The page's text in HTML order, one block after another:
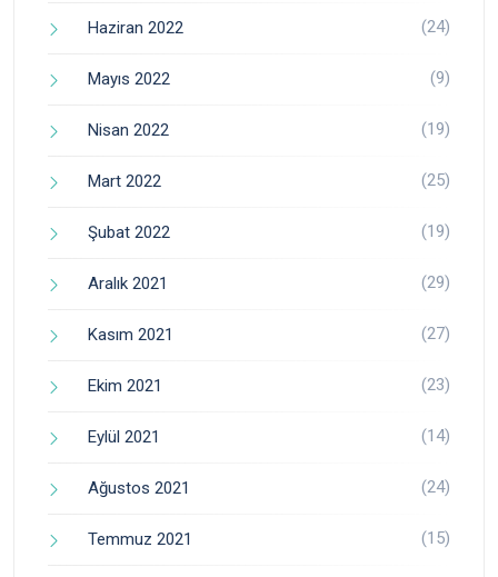
Haziran 2022 (24)
Mayıs 2022 (9)
Nisan 2022 (19)
Mart 2022 (25)
Şubat 2022 (19)
Aralık 2021 (29)
Kasım 2021 (27)
Ekim 2021 (23)
Eylül 2021 (14)
Ağustos 2021 (24)
Temmuz 2021 (15)